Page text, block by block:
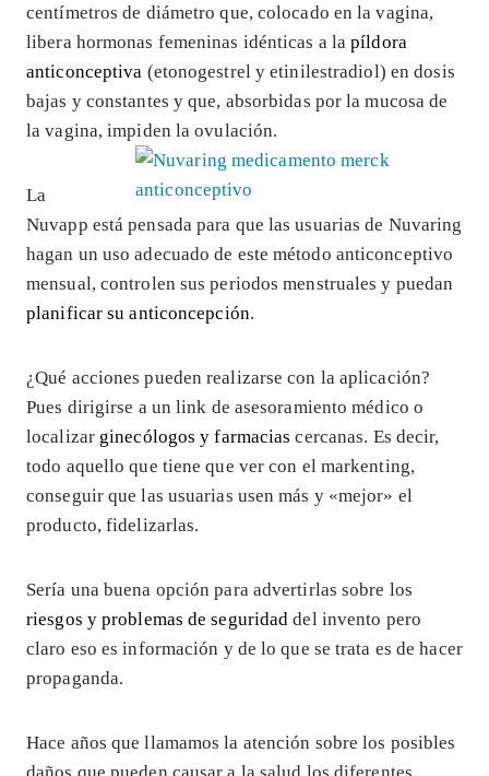
centímetros de diámetro que, colocado en la vagina,
libera hormonas femeninas idénticas a lapíldora
anticonceptiva (etonogestrel y etinilestradiol) en dosis
bajas y constantes y que, absorbidas por la mucosa de
la vagina, impiden la ovulación.
La
Nuvapp está pensada para que las usuarias de Nuvaring
hagan un uso adecuado de este método anticonceptivo
mensual, controlen sus periodos menstruales y puedan
planificar su anticoncepción.
¿Qué acciones pueden realizarse con la aplicación?
Pues dirigirse a un link de asesoramiento médico o
localizar ginecólogos y farmacias cercanas. Es decir,
todo aquello que tiene que ver con el markenting,
conseguir que las usuarias usen más y «mejor» el
producto, fidelizarlas.
Sería una buena opción para advertirlas sobre los
riesgos y problemas de seguridad del invento pero
claro eso es información y de lo que se trata es de hacer
propaganda.
Hace años que llamamos la atención sobre los posibles
daños que pueden causar a la salud los diferentes